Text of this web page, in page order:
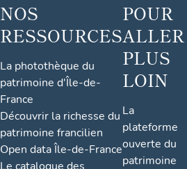
NOS
RESSOURCES
La photothèque du
patrimoine d'Île-de-
France
Découvrir la richesse du
patrimoine francilien
Open data Île-de-France
POUR
ALLER
PLUS
LOIN
La
plateforme
ouverte du
patrimoine